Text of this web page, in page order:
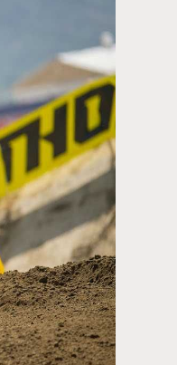
Zarco évite l'opération